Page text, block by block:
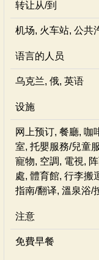
转让从/到
机场, 火车站, 公共
语言的人员
乌克兰, 俄, 英语
设施
网上预订, 餐廳, 咖
室, 托嬰服務/兒童
寵物, 空調, 電視,
處, 體育館, 行李搬
指南/翻译, 溫泉浴/
注意
免費早餐